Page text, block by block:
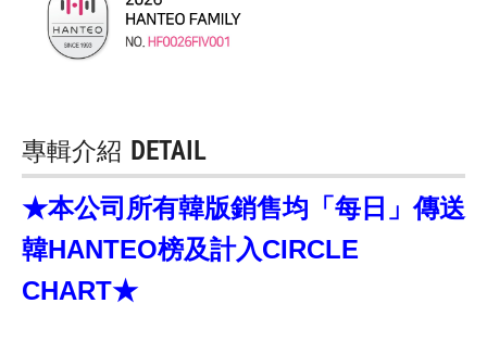
專輯介紹 DETAIL
★本公司所有韓版銷售均「每日」傳送
韓HANTEO榜及計入CIRCLE
CHART★